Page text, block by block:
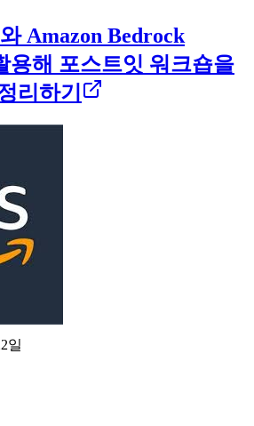
Amazon Bedrock
용해 포스트잇 워크숍을
리하기
일